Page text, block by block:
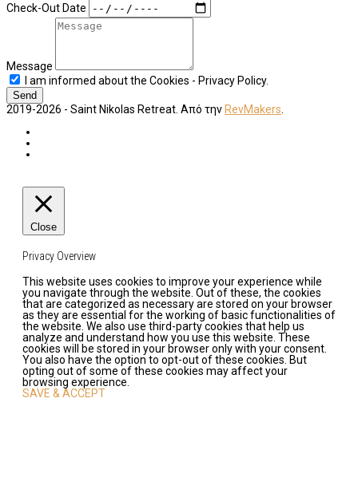
Check-Out Date
Message
I am informed about the Cookies - Privacy Policy.
Send
2019-2026 - Saint Nikolas Retreat. Από την RevMakers
Close
Privacy Overview
This website uses cookies to improve your experience while
you navigate through the website. Out of these, the cookies
that are categorized as necessary are stored on your browser
as they are essential for the working of basic functionalities of
the website. We also use third-party cookies that help us
analyze and understand how you use this website. These
cookies will be stored in your browser only with your consent.
You also have the option to opt-out of these cookies. But
opting out of some of these cookies may affect your
browsing experience.
SAVE & ACCEPT